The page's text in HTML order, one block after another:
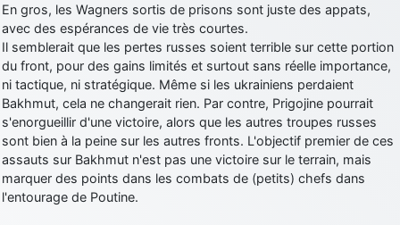
yaellerigolow: bonjour a tous je suis un élève de première
passionnée par l'aviation militaire , pourrais je savoir que faire après
le lycée pour s'orienter et pouvoir devenir officier de l'armée de l'air?
d9pouces : lesquels, par exemple ?
mahmoud: bonsoir, très instructif ce site .mais nous aimerions avoir
les photo des anciens appareils de l'armée de l'air de la haute -volta
d9pouces : Ça me casse quand même bien les pieds, j’avoue
jericho: Pour moi tout est à nouveau OK dirait-on… Merci à toi.
d9pouces : En espérant n’avoir coupé les accessoires de personne
En gros, les Wagners sortis de prisons sont juste des appats,
avec des espérances de vie très courtes.
Il semblerait que les pertes russes soient terrible sur cette portion
du front, pour des gains limités et surtout sans réelle importance,
ni tactique, ni stratégique. Même si les ukrainiens perdaient
Bakhmut, cela ne changerait rien. Par contre, Prigojine pourrait
s'enorgueillir d'une victoire, alors que les autres troupes russes
sont bien à la peine sur les autres fronts. L'objectif premier de ces
assauts sur Bakhmut n'est pas une victoire sur le terrain, mais
marquer des points dans les combats de (petits) chefs dans
l'entourage de Poutine.